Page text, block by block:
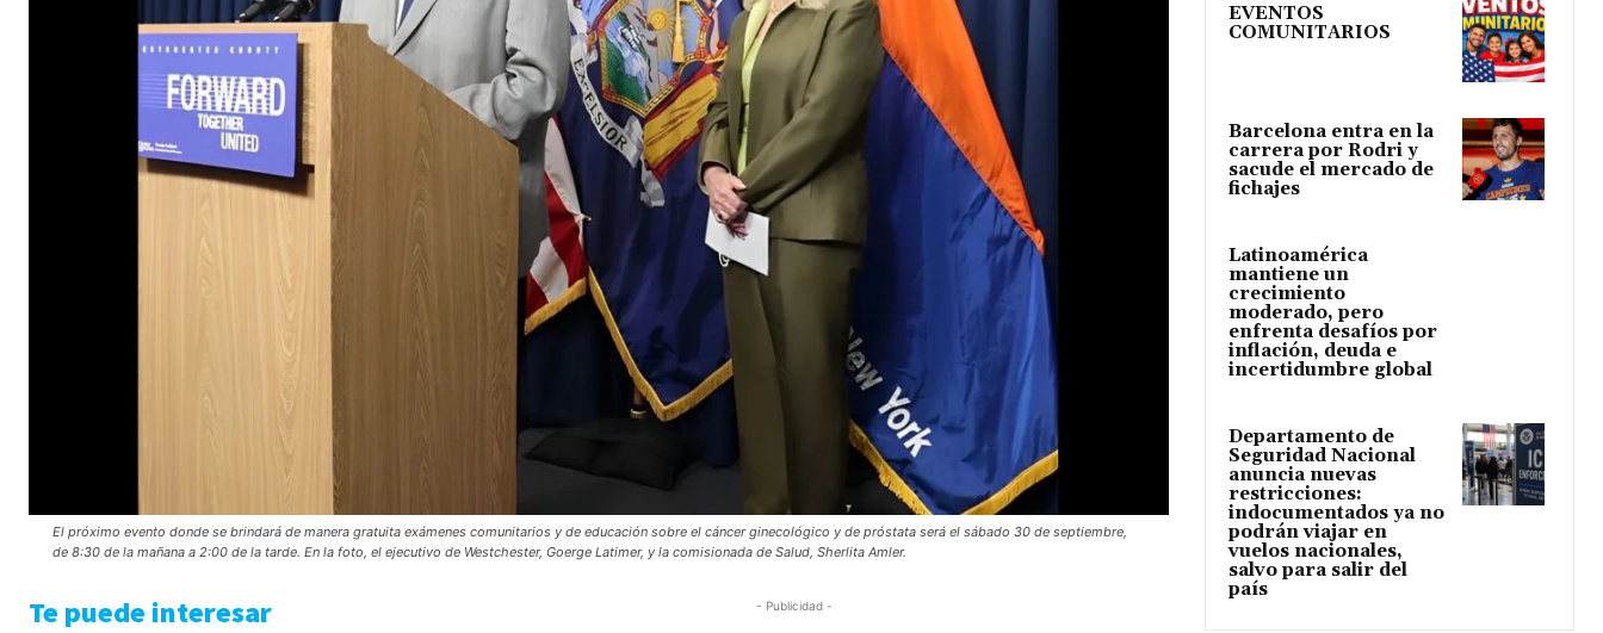
El próximo evento donde se brindará de manera gratuita exámenes comunitarios y de educación sobre el cáncer ginecológico y de próstata será el sábado 30 de septiembre,
de 8:30 de la mañana a 2:00 de la tarde. En la foto, el ejecutivo de Westchester, Goerge Latimer, y la comisionada de Salud, Sherlita Amler.
Te puede interesar - Publicidad -
EVENTOS
COMUNITARIOS
Barcelona entra en la
carrera por Rodri y
sacude el mercado de
fichajes
Latinoamérica
mantiene un
crecimiento
moderado, pero
enfrenta desafíos por
inflación, deuda e
incertidumbre global
Departamento de
Seguridad Nacional
anuncia nuevas
restricciones:
indocumentados ya no
podrán viajar en
vuelos nacionales,
salvo para salir del
país